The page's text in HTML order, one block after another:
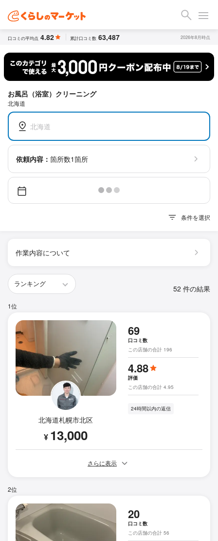
口コミの平均点 4.82 累計口コミ数 63,487 2026年8月時点
お風呂（浴室）クリーニング
北海道
北海道
依頼内容： 箇所数1箇所
条件を選択
作業内容について
52 件の結果
1位
北海道札幌市北区
¥ 13,000
69
口コミ数
この店舗の合計 196
4.88
評価
この店舗の合計 4.95
24時間以内の返信
さらに表示
2位
20
口コミ数
この店舗の合計 56